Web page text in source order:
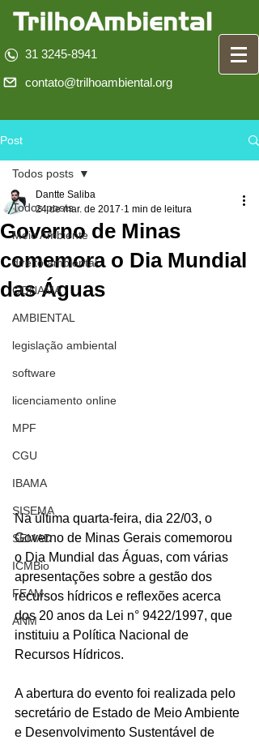
31 3245-8941
contato@trilhoambiental.org
Post
Todos posts
Meio Ambiente
direito ambiental
CONAMA
AMBIENTAL
legislação ambiental
software
licenciamento online
MPF
CGU
IBAMA
SISEMA
SEMAD
ICMBio
FEAM
ANM
Todos posts
Governo de Minas
comemora o Dia Mundial
das Águas
Dantte Saliba
24 de mar. de 2017 1 min de leitura
Na última quarta-feira, dia 22/03, o
Governo de Minas Gerais comemorou
o Dia Mundial das Águas, com várias
apresentações sobre a gestão dos
recursos hídricos e reflexões acerca
dos 20 anos da Lei n° 9422/1997, que
instituiu a Política Nacional de
Recursos Hídricos.
A abertura do evento foi realizada pelo
secretário de Estado de Meio Ambiente
e Desenvolvimento Sustentável de